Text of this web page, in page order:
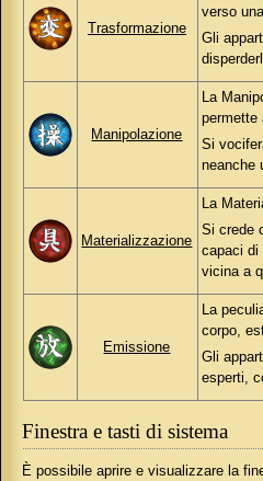
Trasformazione
verso
Gli
Manipolazione
La
permette
Si
neanche
Materializzazione
La
Si crede
capaci di
vicina a
Emissione
La
corpo,
Gli
esperti,
Finestra e tasti di sistema
È possibile aprire e visualizzare la